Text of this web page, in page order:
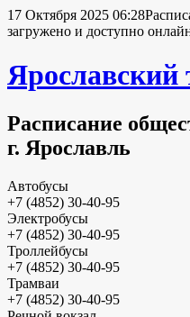
17 Октября 2025 06:28
загружено и доступно
Ярославский
Расписание
г. Ярославль
Автобусы
+7 (4852) 30-40-95
Электробусы
+7 (4852) 30-40-95
Троллейбусы
+7 (4852) 30-40-95
Трамваи
+7 (4852) 30-40-95